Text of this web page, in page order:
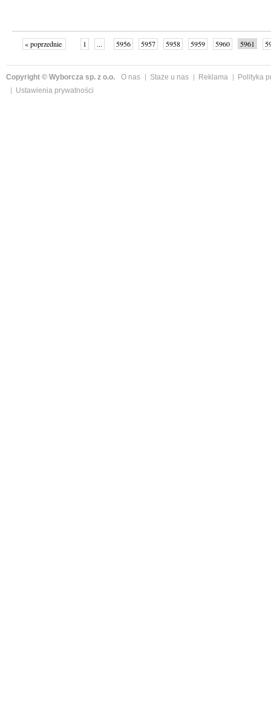
« poprzednie 1 ... 5956 5957 5958 5959 5960 5961
Copyright © Wyborcza sp. z o.o. O nas Staże u nas Reklama
Polityka
Ustawienia prywatności